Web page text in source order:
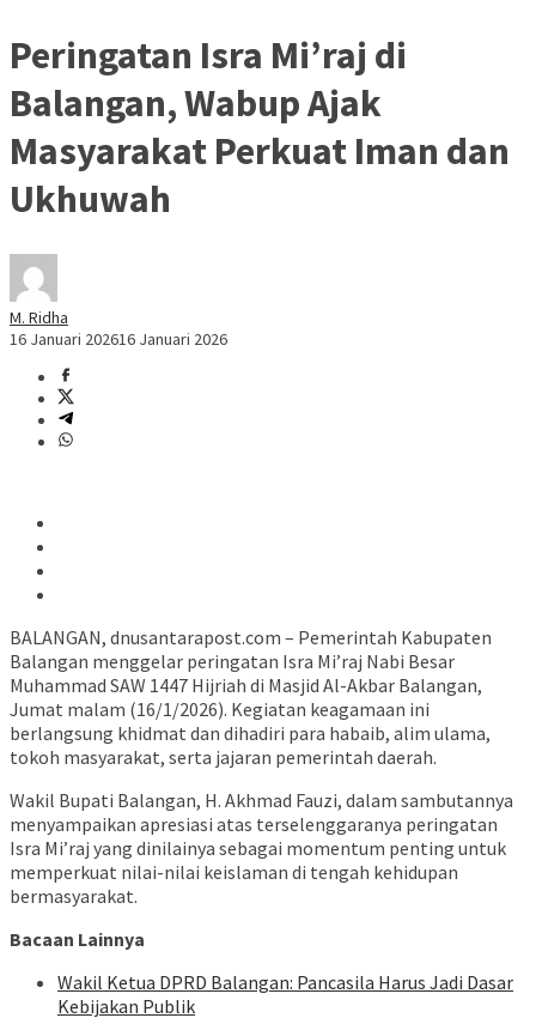
Peringatan Isra Mi’raj di
Balangan, Wabup Ajak
Masyarakat Perkuat Iman dan
Ukhuwah
M. Ridha
16 Januari 202616 Januari 2026
BALANGAN, dnusantarapost.com – Pemerintah Kabupaten
Balangan menggelar peringatan Isra Mi’raj Nabi Besar
Muhammad SAW 1447 Hijriah di Masjid Al-Akbar Balangan,
Jumat malam (16/1/2026). Kegiatan keagamaan ini
berlangsung khidmat dan dihadiri para habaib, alim ulama,
tokoh masyarakat, serta jajaran pemerintah daerah.
Wakil Bupati Balangan, H. Akhmad Fauzi, dalam sambutannya
menyampaikan apresiasi atas terselenggaranya peringatan
Isra Mi’raj yang dinilainya sebagai momentum penting untuk
memperkuat nilai-nilai keislaman di tengah kehidupan
bermasyarakat.
Bacaan Lainnya
Wakil Ketua DPRD Balangan: Pancasila Harus Jadi Dasar
Kebijakan Publik